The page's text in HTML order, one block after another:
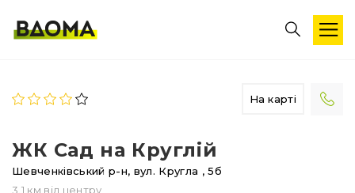
На карті
ЖК Сад на Круглій
Шевченківський р-н, вул. Кругла , 5б
3.1 км від центру